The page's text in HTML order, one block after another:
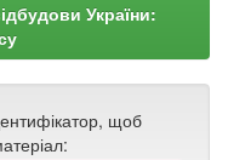
України:
щоб